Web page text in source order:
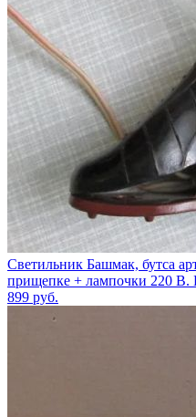
Светильник Башмак, бутса
прищепке + лампочки 220
899 руб.